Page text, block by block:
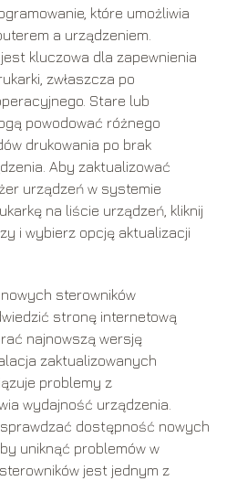
które umożliwia
a urządzeniem.
kluczowa dla zapewnienia
zwłaszcza po
Stare lub
powodować różnego
drukowania po brak
Aby zaktualizować
urządzeń w systemie
na liście urządzeń, kliknij
i wybierz opcję aktualizacji
sterowników
stronę internetową
najnowszą wersję
zaktualizowanych
problemy z
wydajność urządzenia.
dostępność nowych
uniknąć problemów w
jest jednym z